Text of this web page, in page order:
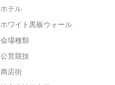
ホテル
ホワイト黒板ウォール
会場種類
公営競技
商店街